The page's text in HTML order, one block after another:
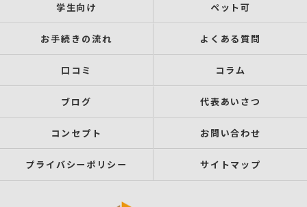
学生向け ペット可
お手続きの流れ よくある質問
口コミ コラム
ブログ 代表あいさつ
コンセプト お問い合わせ
プライバシーポリシー サイトマップ